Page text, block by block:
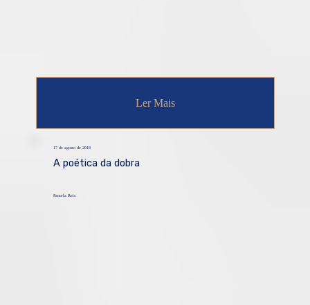
Ler Mais
17 de agosto de 2018
A poética da dobra
Pamela Reis